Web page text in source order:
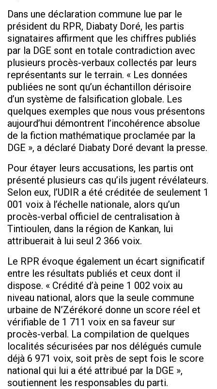
Dans une déclaration commune lue par le
président du RPR, Diabaty Doré, les partis
signataires affirment que les chiffres publiés
par la DGE sont en totale contradiction avec
plusieurs procès-verbaux collectés par leurs
représentants sur le terrain. « Les données
publiées ne sont qu’un échantillon dérisoire
d’un système de falsification globale. Les
quelques exemples que nous vous présentons
aujourd’hui démontrent l’incohérence absolue
de la fiction mathématique proclamée par la
DGE », a déclaré Diabaty Doré devant la presse.
Pour étayer leurs accusations, les partis ont
présenté plusieurs cas qu’ils jugent révélateurs.
Selon eux, l’UDIR a été créditée de seulement 1
001 voix à l’échelle nationale, alors qu’un
procès-verbal officiel de centralisation à
Tintioulen, dans la région de Kankan, lui
attribuerait à lui seul 2 366 voix.
Le RPR évoque également un écart significatif
entre les résultats publiés et ceux dont il
dispose. « Crédité d’à peine 1 002 voix au
niveau national, alors que la seule commune
urbaine de N’Zérékoré donne un score réel et
vérifiable de 1 711 voix en sa faveur sur
procès-verbal. La compilation de quelques
localités sécurisées par nos délégués cumule
déjà 6 971 voix, soit près de sept fois le score
national qui lui a été attribué par la DGE »,
soutiennent les responsables du parti.